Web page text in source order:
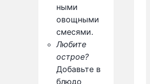
ными
овощными
смесями.
Любите
острое?
Добавьте в
блюдо